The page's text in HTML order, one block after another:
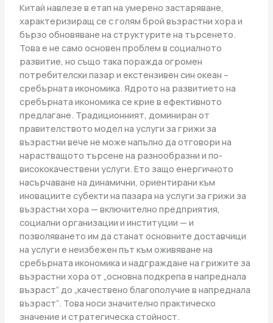
Китай навлезе в етап на умерено застаряване,
характеризиращ се с голям брой възрастни хора и
бързо обновяване на структурите на търсенето.
Това е не само основен проблем в социалното
развитие, но също така поражда огромен
потребителски пазар и екстензивен син океан –
сребърната икономика. Ядрото на развитието на
сребърната икономика се крие в ефективното
предлагане. Традиционният, доминиран от
правителството модел на услуги за грижи за
възрастни вече не може напълно да отговори на
нарастващото търсене на разнообразни и по-
висококачествени услуги. Ето защо енергичното
насърчаване на динамични, ориентирани към
иновациите субекти на пазара на услуги за грижи за
възрастни хора — включително предприятия,
социални организации и институции — и
позволяването им да станат основните доставчици
на услуги е неизбежен път към оживяване на
сребърната икономика и надграждане на грижите за
възрастни хора от „основна подкрепа в напреднала
възраст“ до „качествено благополучие в напреднала
възраст“. Това носи значително практическо
значение и стратегическа стойност.